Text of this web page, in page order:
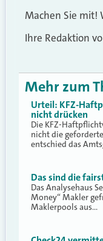
Machen Sie mit!
Ihre Redaktion
Mehr zum
Urteil: KFZ-
nicht drücken
Die KFZ-
nicht die
entschied das
Das sind die
Das Analysehaus
Money“ Makler
Maklerpools aus…